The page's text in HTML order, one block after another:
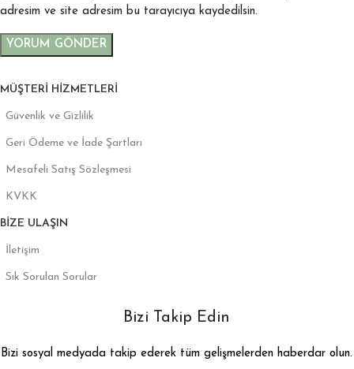
adresim ve site adresim bu tarayıcıya kaydedilsin.
MÜŞTERI HIZMETLERI
Güvenlik ve Gizlilik
Geri Ödeme ve İade Şartları
Mesafeli Satış Sözleşmesi
KVKK
BIZE ULAŞIN
İletişim
Sık Sorulan Sorular
Bizi Takip Edin
Bizi sosyal medyada takip ederek tüm gelişmelerden haberdar olun.